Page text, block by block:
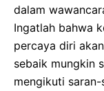
dalam
Ingatlah bahwa
percaya diri
sebaik mungkin
mengikuti